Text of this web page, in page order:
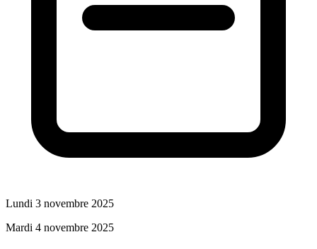
Lundi 3 novembre 2025
Mardi 4 novembre 2025